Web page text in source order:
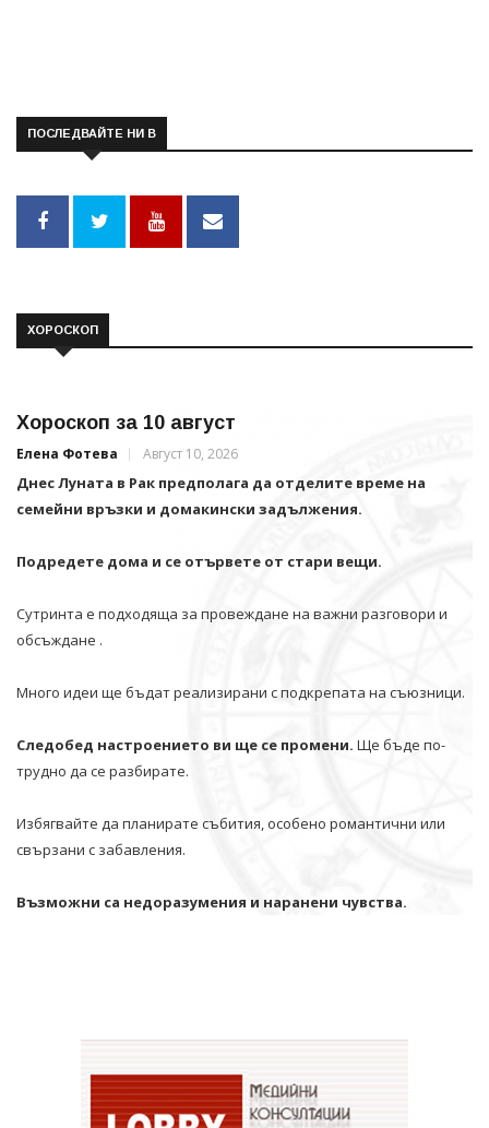
ПОСЛЕДВАЙТЕ НИ В
ХОРОСКОП
Хороскоп за 10 август
Елена Фотева Август 10, 2026
Днес Луната в Рак предполага да отделите време на
семейни връзки и домакински задължения.
Подредете дома и се отървете от стари вещи.
Сутринта е подходяща за провеждане на важни разговори и
обсъждане .
Много идеи ще бъдат реализирани с подкрепата на съюзници.
Следобед настроението ви ще се промени. Ще бъде по-
трудно да се разбирате.
Избягвайте да планирате събития, особено романтични или
свързани с забавления.
Възможни са недоразумения и наранени чувства.